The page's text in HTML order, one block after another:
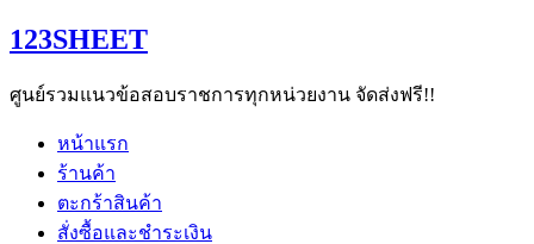
Skip
to
123SHEET
ศูนย์รวมแนวข้อสอบราชการทุกหน่วยงาน จัดส่งฟรี!!
หน้าแรก
ร้านค้า
ตะกร้าสินค้า
สั่งซื้อและชำระเงิน